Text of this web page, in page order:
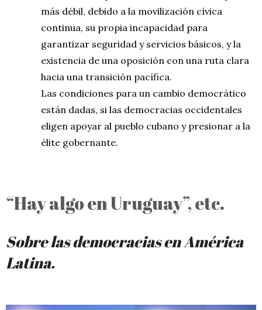
más débil, debido a la movilización cívica
continua, su propia incapacidad para
garantizar seguridad y servicios básicos, y la
existencia de una oposición con una ruta clara
hacia una transición pacífica.
Las condiciones para un cambio democrático
están dadas, si las democracias occidentales
eligen apoyar al pueblo cubano y presionar a la
élite gobernante.
“Hay algo en Uruguay”, etc.
Sobre las democracias en América
Latina.